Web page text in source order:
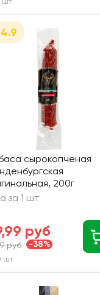
4.9
сырокопченая
200г
за 1 шт
руб
руб -38%
шт